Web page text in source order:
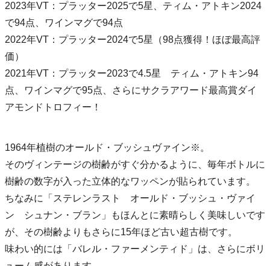
2023年VT：プラッター2025で5星、ティム・アトキン2024
で94点、ワインマグで94点
2022年VT：プラッター2024で5星（98点獲得！ほぼ最高評
価）
2021年VT：プラッター2023で4.5星 ティム・アトキン94
点、ワインマグで95点、さらにサクラアワード最高賞ダイ
アモンドトロフィー！
1964年植樹のオールド・ブッシュヴァイン※。
そのヴィンテージの樹齢がすぐ分かるように、毎年ボトルに
樹齢の数字が入った立体的なワッペンが貼られています。
ちなみに「ステレンラスト オールド・ブッシュ・ヴァイ
ン シュナン・ブラン」もほんとに素晴らしく美味しいです
が、その樹齢よりもさらに15年ほど古い超古樹です。
味わい的には「バレル・ファーメンティド」は、さらにボリ